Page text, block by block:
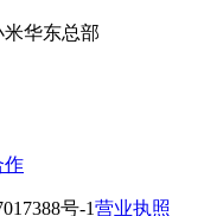
华东总部
作
号-1营业执照